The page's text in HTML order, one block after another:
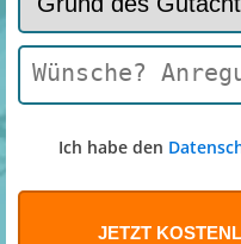
Ich habe den